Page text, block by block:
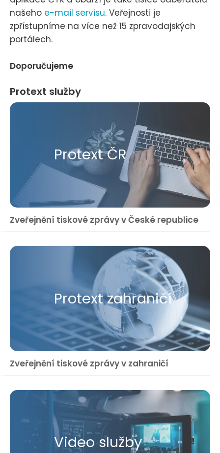
našeho e-mail servisu. Veřejnosti je
zpřístupníme na více než 15 zpravodajských
portálech.
Doporučujeme
Protext služby
Protext ČR
Zveřejnění tiskové zprávy v České republice
Protext zahraničí
Zveřejnění tiskové zprávy v zahraničí
Video služby